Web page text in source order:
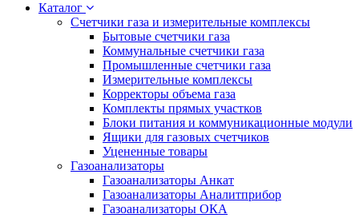
Каталог
Счетчики газа и измерительные комплексы
Бытовые счетчики газа
Коммунальные счетчики газа
Промышленные счетчики газа
Измерительные комплексы
Корректоры объема газа
Комплекты прямых участков
Блоки питания и коммуникационные модули
Ящики для газовых счетчиков
Уцененные товары
Газоанализаторы
Газоанализаторы Анкат
Газоанализаторы Аналитприбор
Газоанализаторы ОКА